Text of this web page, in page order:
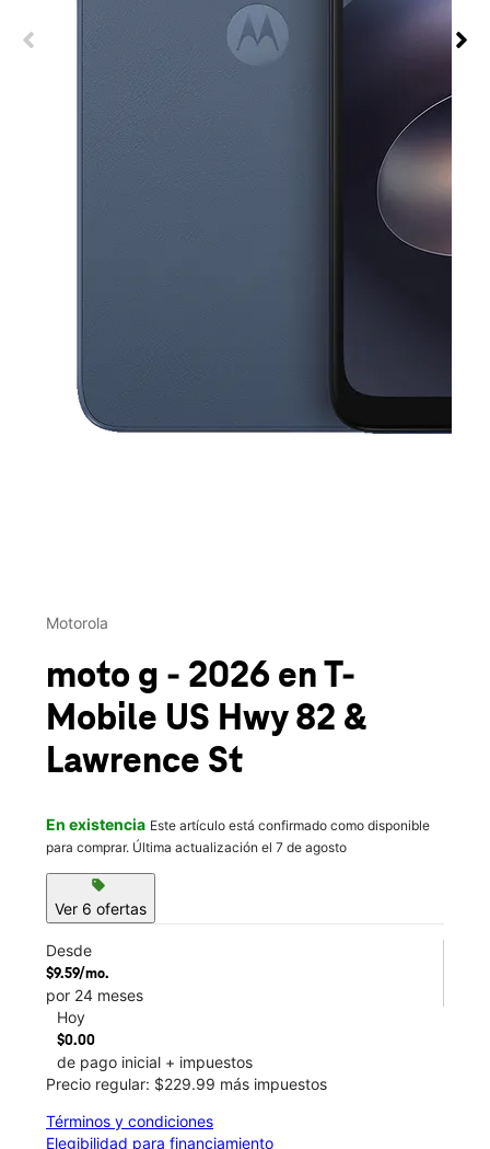
Motorola
moto g - 2026 en T-
Mobile US Hwy 82 &
Lawrence St
En existencia Este artículo está confirmado como disponible
para comprar. Última actualización el 7 de agosto
sell
Ver 6 ofertas
Desde
$9.59/mo.
por 24 meses
Hoy
$0.00
de pago inicial + impuestos
Precio regular: $229.99 más impuestos
Términos y condiciones
Elegibilidad para financiamiento